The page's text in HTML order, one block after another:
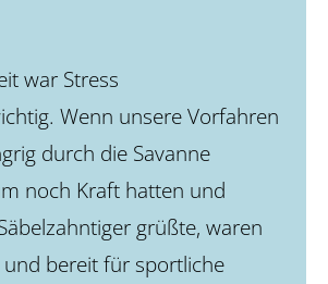
war Stress
Wenn unsere Vorfahren
durch die Savanne
noch Kraft hatten und
grüßte, waren
und bereit für sportliche